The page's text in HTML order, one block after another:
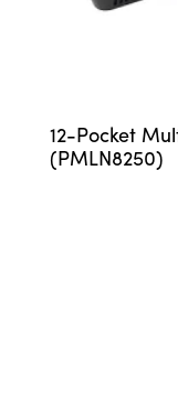
12-Pocket
(PMLN8250)